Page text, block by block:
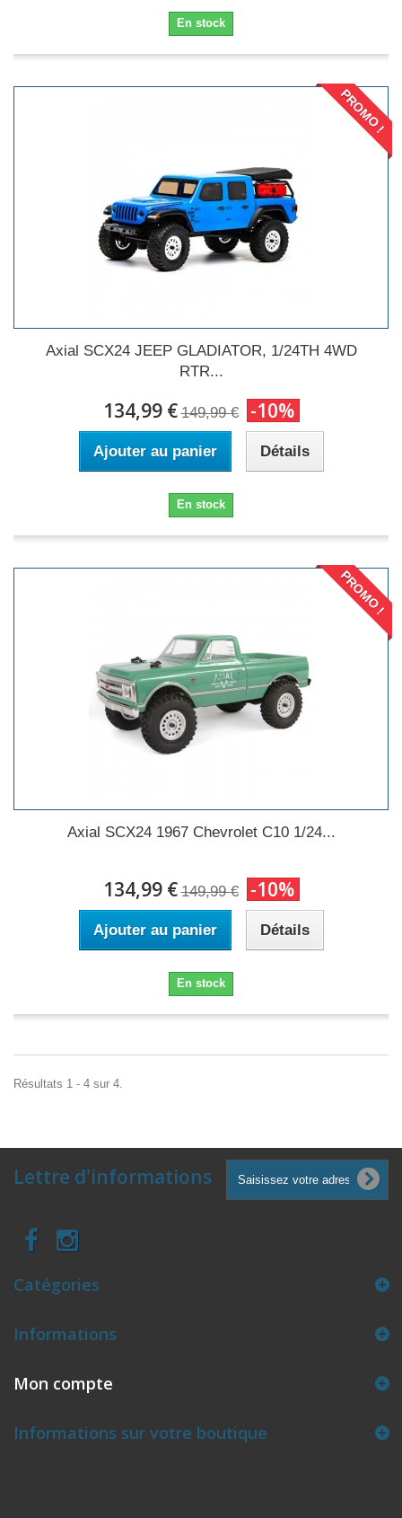
En stock
PROMO !
Axial SCX24 JEEP GLADIATOR, 1/24TH 4WD
RTR...
134,99 € 149,99 € -10%
Ajouter au panier Détails
En stock
PROMO !
Axial SCX24 1967 Chevrolet C10 1/24...
134,99 € 149,99 € -10%
Ajouter au panier Détails
En stock
Résultats 1 - 4 sur 4.
Lettre d'informations
Catégories
Informations
Mon compte
Informations sur votre boutique